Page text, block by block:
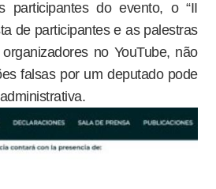
participantes do evento, o “II
de participantes e as palestras
no YouTube, não
falsas por um deputado pode